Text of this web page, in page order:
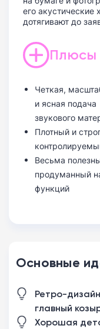
его акустические
дотягивают до
Плюсы
Четкая,
и ясная подача
звукового
Плотный и
Весьма
продуманный
функций
Основные
Ретро-
главный
Хорошая